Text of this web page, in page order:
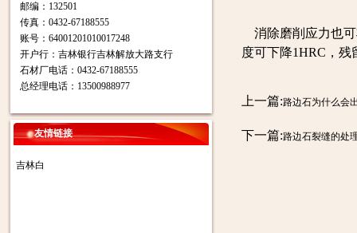
邮编：132501
传真：0432-67188555
账号：64001201010017248
开户行：吉林银行吉林解放大路支行
石材厂电话：0432-67188555
总经理电话：13500988977
友情链接
吉林白
消除磨削应力也可
度可下降1HRC，残
上一篇:路边石为什么会
下一篇:路边石裂缝的处